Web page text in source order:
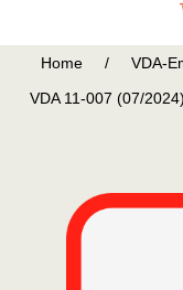
Home / VDA-
VDA 11-007 (07/